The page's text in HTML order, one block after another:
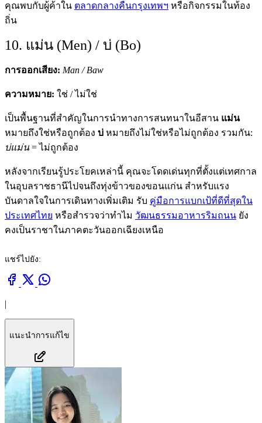
คุณพบกับผู้ค้าใน ตลาดกลางคืนกรุงเทพฯ หรือกิจกรรมในท้อง
ถิ่น
10. แม่น (Men) / บ่ (Bo)
การออกเสียง: Man / Baw
ความหมาย: ใช่ / ไม่ใช่
เป็นพื้นฐานที่สำคัญในการนำทางการสนทนาในอีสาน แม่น
หมายถึงใช่หรือถูกต้อง บ่ หมายถึงไม่ใช่หรือไม่ถูกต้อง รวมกัน:
บ่แม่น = ไม่ถูกต้อง
หลังจากเรียนรู้ประโยคเหล่านี้ คุณจะโดดเด่นทุกที่ตั้งแต่เทศกาล
ในอุบลราชธานีไปจนถึงทุ่งข้าวของขอนแก่น สำหรับแรง
บันดาลใจในการเดินทางเพิ่มเติม รับ คู่มือการแบกเป้ที่ดีที่สุดใน
ประเทศไทย หรือสำรวจว่าทำไม วัฒนธรรมอาหารริมถนน ยัง
คงเป็นราชาในภาคตะวันออกเฉียงเหนือ
แชร์ไปยัง:
|
แนะนำการแก้ไข